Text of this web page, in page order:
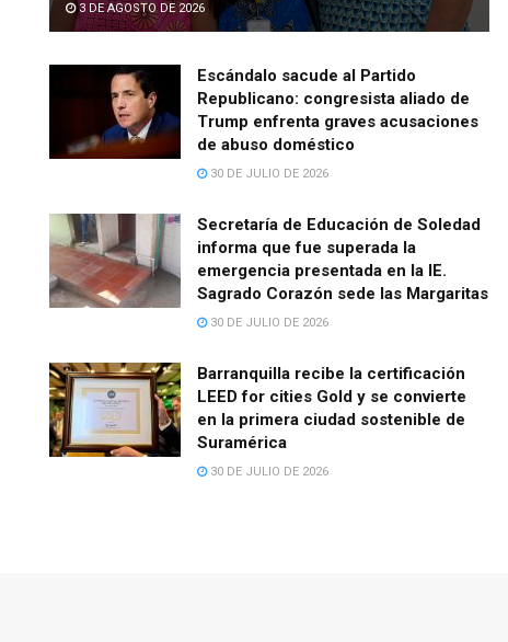
3 DE AGOSTO DE 2026
Escándalo sacude al Partido
Republicano: congresista aliado de
Trump enfrenta graves acusaciones
de abuso doméstico
30 DE JULIO DE 2026
Secretaría de Educación de Soledad
informa que fue superada la
emergencia presentada en la IE.
Sagrado Corazón sede las Margaritas
30 DE JULIO DE 2026
Barranquilla recibe la certificación
LEED for cities Gold y se convierte
en la primera ciudad sostenible de
Suramérica
30 DE JULIO DE 2026